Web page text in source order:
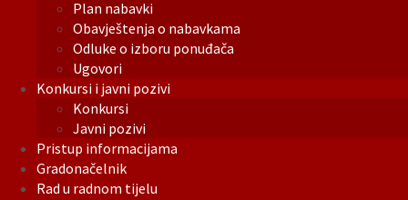
Plan nabavki
Obavještenja o nabavkama
Odluke o izboru ponuđača
Ugovori
Konkursi i javni pozivi
Konkursi
Javni pozivi
Pristup informacijama
Gradonačelnik
Rad u radnom tijelu